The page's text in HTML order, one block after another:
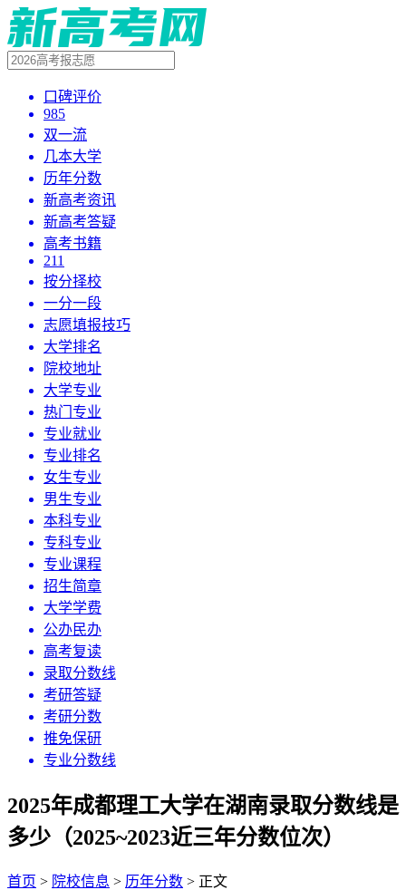
口碑评价
985
双一流
几本大学
历年分数
新高考资讯
新高考答疑
高考书籍
211
按分择校
一分一段
志愿填报技巧
大学排名
院校地址
大学专业
热门专业
专业就业
专业排名
女生专业
男生专业
本科专业
专科专业
专业课程
招生简章
大学学费
公办民办
高考复读
录取分数线
考研答疑
考研分数
推免保研
专业分数线
2025年成都理工大学在湖南录取分数线是
多少（2025~2023近三年分数位次）
首页 > 院校信息 > 历年分数 > 正文